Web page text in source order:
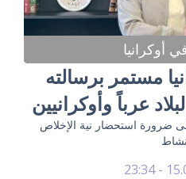
أوكرانيا
مستمر برسالته
عرباً وأوكرانيين
ضرورة استحضار نية الإخلاص